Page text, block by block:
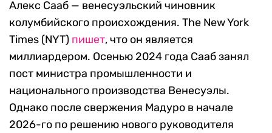
Алекс Сааб — венесуэльский чиновник
колумбийского происхождения. The New York
Times (NYT) пишет, что он является
миллиардером. Осенью 2024 года Сааб занял
пост министра промышленности и
национального производства Венесуэлы.
Однако после свержения Мадуро в начале
2026-го по решению нового руководителя